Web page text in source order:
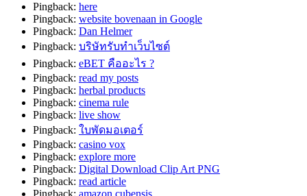
Pingback: here
Pingback: website bovenaan in Google
Pingback: Dan Helmer
Pingback: บริษัทรับทำเว็บไซต์
Pingback: eBET คืออะไร ?
Pingback: read my posts
Pingback: herbal products
Pingback: cinema rule
Pingback: live show
Pingback: ใบพัดมอเตอร์
Pingback: casino vox
Pingback: explore more
Pingback: Digital Download Clip Art PNG
Pingback: read article